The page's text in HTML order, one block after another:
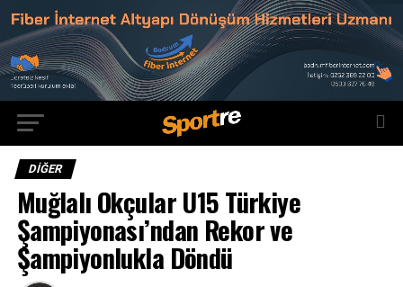
DIĞER
Muğlalı Okçular U15 Türkiye
Şampiyonası’ndan Rekor ve
Şampiyonlukla Döndü